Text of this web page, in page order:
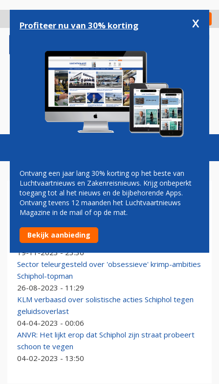
gaan
Check in
Magazine Podcasts Vacatures
SONDAG
Schipholbaas Ruud Sondag waarschuwt voor nog meer
krimp
19-11-2023 - 23:36
Sector teleurgesteld over 'obsessieve' krimp-ambities
Schiphol-topman
26-08-2023 - 11:29
KLM verbaasd over solistische acties Schiphol tegen
geluidsoverlast
04-04-2023 - 00:06
ANVR: Het lijkt erop dat Schiphol zijn straat probeert
schoon te vegen
04-02-2023 - 13:50
Profiteer nu van 30% korting x
Ontvang een jaar lang 30% korting op het beste van
Luchtvaartnieuws en Zakenreisnieuws. Krijg onbeperkt
toegang tot al het nieuws en de bijbehorende Apps.
Ontvang tevens 12 maanden het Luchtvaartnieuws
Magazine in de mail of op de mat.
Bekijk aanbieding